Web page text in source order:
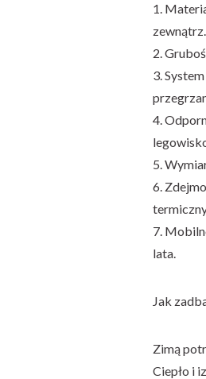
1.
zewnątrz.
2.
3.
4.
5.
6.
7.
lata.
Jak
Zimą
Ciepło i